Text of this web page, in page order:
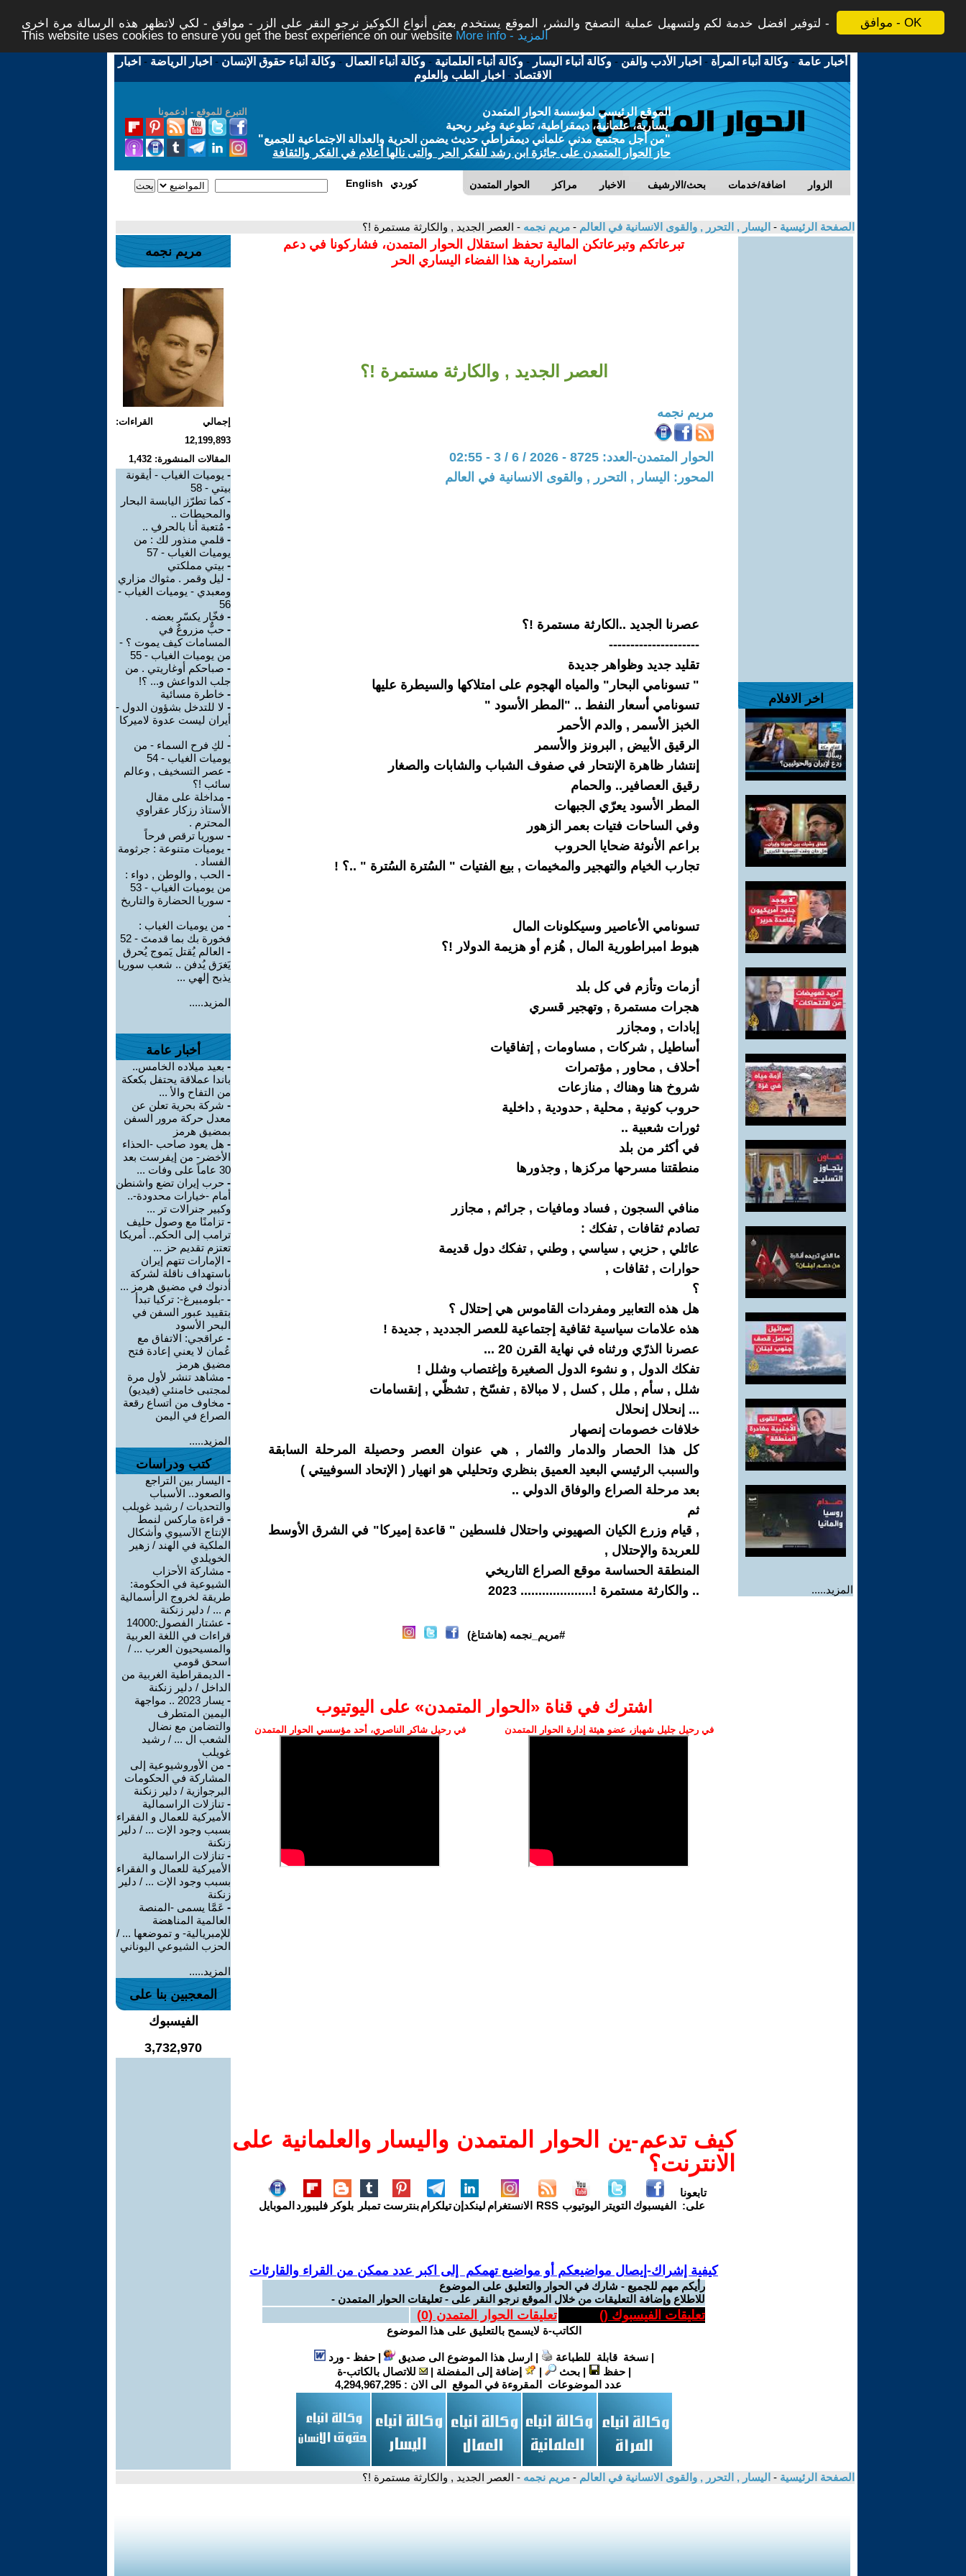
موافق - OK
لتوفير افضل خدمة لكم ولتسهيل عملية التصفح والنشر، الموقع يستخدم بعض أنواع الكوكيز نرجو النقر على الزر - موافق - لكي لاتظهر هذه الرسالة مرة اخرى -
This website uses cookies to ensure you get the best experience on our website
More info - المزيد
أخبار عامة -وكالة أنباء المرأة - اخبار الأدب والفن -وكالة أنباء اليسار -وكالة أنباء العلمانية -وكالة أنباء العمال -وكالة أنباء حقوق الإنسان - اخبار الرياضة - اخبار
الاقتصاد - اخبار الطب والعلوم
التبرع للموقع - ادعمونا
الموقع الرئيسي لمؤسسة الحوار المتمدن
يسارية، علمانية، ديمقراطية، تطوعية وغير ربحية
"من أجل مجتمع مدني علماني ديمقراطي حديث يضمن الحرية والعدالة الاجتماعية للجميع"
حاز الحوار المتمدن على جائزة ابن رشد للفكر الحر والتى نالها أعلام في الفكر والثقافة
الحوار المتمدن مراكز الاخبار بحث/الارشيف اضافة/خدمات الزوار English كوردي
الصفحة الرئيسية - اليسار , التحرر , والقوى الانسانية في العالم - مريم نجمه - العصر الجديد , والكارثة مستمرة !؟
اخر الافلام
المزيد.....
تبرعاتكم وتبرعاتكن المالية تحفظ استقلال الحوار المتمدن، فشاركونا في دعم
استمرارية هذا الفضاء اليساري الحر
العصر الجديد , والكارثة مستمرة !؟
مريم نجمه
الحوار المتمدن-العدد: 8725 - 2026 / 6 / 3 - 02:55
المحور: اليسار , التحرر , والقوى الانسانية في العالم
عصرنا الجديد ..الكارثة مستمرة !؟
---------------------
تقليد جديد وظواهر جديدة
" تسونامي البحار" والمياه الهجوم على امتلاكها والسيطرة عليها
تسونامي أسعار النفط .. "المطر الأسود "
الخبز الأسمر , والدم الأحمر
الرقيق الأبيض , البرونز والأسمر
إنتشار ظاهرة الإنتحار في صفوف الشباب والشابات والصغار
رقيق العصافير.. والحمام
المطر الأسود يعرّي الجبهات
وفي الساحات فتيات بعمر الزهور
براعم الأنوثة ضحايا الحروب
تجارب الخيام والتهجير والمخيمات , بيع الفتيات " السُترة السُترة " ..؟ !
تسونامي الأعاصير وسيكلونات المال
هبوط امبراطورية المال , هُزم أو هزيمة الدولار !؟
أزمات وتأزم في كل بلد
هجرات مستمرة , وتهجير قسري
إبادات , ومجازر
أساطيل , شركات , مساومات , إتفاقيات
أحلاف , محاور , مؤتمرات
شروخ هنا وهناك , منازعات
حروب كونية , محلية , حدودية , داخلية
ثورات شعبية ..
في أكثر من بلد
منطقتنا مسرحها مركزها , وجذورها
منافي السجون , فساد ومافيات , جرائم , مجازر
تصادم ثقافات , تفكك :
عائلي , حزبي , سياسي , وطني , تفكك دول قديمة
حوارات , ثقافات ,
؟
هل هذه التعابير ومفردات القاموس هي إحتلال ؟
هذه علامات سياسية ثقافية إجتماعية للعصر الجدديد , جديدة !
عصرنا الذرّي ورثناه في نهاية القرن 20 ...
تفكك الدول , و نشوء الدول الصغيرة وإغتصاب وشلل !
شلل , سأم , ملل , كسل , لا مبالاة , تفسّخ , تشظّي , إنقسامات
... إنحلال إنحلال
خلافات خصومات إنصهار
كل هذا الحصار والدمار والثمار , هي عنوان العصر وحصيلة المرحلة السابقة
والسبب الرئيسي البعيد العميق بنظري وتحليلي هو انهيار ( الإتحاد السوفييتي )
بعد مرحلة الصراع والوفاق الدولي ..
ثم
, قيام وزرع الكيان الصهيوني واحتلال فلسطين " قاعدة إميركا" في الشرق الأوسط
للعربدة والإحتلال ,
المنطقة الحساسة موقع الصراع التاريخي
.. والكارثة مستمرة !.................... 2023
#مريم_نجمه (هاشتاغ)
اشترك في قناة ‫«الحوار المتمدن» على اليوتيوب
في رحيل جليل شهباز، عضو هيئة إدارة الحوار المتمدن في رحيل شاكر الناصري، أحد مؤسسي الحوار المتمدن
كيف تدعم-ين الحوار المتمدن واليسار والعلمانية على
الانترنت؟
تابعونا
على:
الفيسبوك التويتر اليوتيوب RSS الانستغرام لينكدإنتيلكرامبنترست تمبلر بلوكر فليبورد الموبايل
كيفية إشراك-إيصال مواضيعكم أو مواضيع تهمكم إلى اكبر عدد ممكن من القراء والقارئات
رأيكم مهم للجميع - شارك في الحوار والتعليق على الموضوع
للاطلاع وإضافة التعليقات من خلال الموقع نرجو النقر على - تعليقات الحوار المتمدن -
تعليقات الفيسبوك () تعليقات الحوار المتمدن (0
)
الكاتب-ة لايسمح بالتعليق على هذا الموضوع
|نسخة قابلة للطباعة | ارسل هذا الموضوع الى صديق |حفظ - ورد
|حفظ |بحث | إضافة إلى المفضلة |
للاتصال بالكاتب-ة
عدد الموضوعات المقروءة في الموقع الى الان :4,294,967,295
مريم نجمه
إجمالي القراءات:
12,199,893
المقالات المنشورة: 1,432
- يوميات الغياب - أيقونة
بيتي - 58
-كما تطرّز اليابسة البحار
والمحيطات ..
- مُتعبة أنا بالحرفِ ..
- قلمي منذور لك : من
يوميات الغياب - 57
- بيتي مملكتي
- ليل وقمر . مثواك مزاري
ومعبدي - يوميات الغياب -
56
- فخّار يكسّر بعضه .
- حبٌّ مزروعٌ في
المسامات كيف يموت ؟ -
من يوميات الغياب - 55
- صباحكم أوغاريتي . من
جلب الدواعش و... ؟!
- خاطرة مسائية
- لا للتدخل بشؤون الدول -
أيران ليست عدوة لاميركا
.
- لكِ فرح السماء - من
يوميات الغياب - 54
- عصر التسخيف , وعالم
سائب !؟
- مداخلة على مقال
الأستاذ رزكار عقراوي
المحترم .
- سوريا ترقص فرحاً
- يوميات متنوعة : جرثومة
الفساد .
- الحب , والوطن , دواء :
من يوميات الغياب - 53
- سوريا الحضارة والتاريخ
.
- من يوميات الغياب :
فخورة بك بما قدمتَ - 52
- العالم يُقتل يَموج يُحرق
يَغرَق يُدفن .. شعب سوريا
يذبح إلهي ...
المزيد.....
أخبار عامة
- بعيد ميلاده الخامس..
باندا عملاقة يحتفل بكعكة
من التفاح والأ ...
- شركة بحرية تعلن عن
معدل حركة مرور السفن
بمضيق هرمز
- هل يعود صاحب -الحذاء
الأخضر- من إيفرست بعد
30 عاماً على وفات ...
- حرب إيران تضع واشنطن
أمام -خيارات محدودة-..
وكبير جنرالات تر ...
- تزامنًا مع وصول حليف
ترامب إلى الحكم.. أمريكا
تعتزم تقديم حز ...
- الإمارات تتهم إيران
باستهداف ناقلة لشركة
أدنوك في مضيق هرمز ...
- -بلومبيرغ-: تركيا تبدأ
بتقييد عبور السفن في
البحر الأسود
- عراقجي: الاتفاق مع
عُمان لا يعني إعادة فتح
مضيق هرمز
- مشاهد تنشر لأول مرة
لمجتبى خامنئي (فيديو)
- مخاوف من اتساع رقعة
الصراع في اليمن
المزيد.....
كتب ودراسات
- اليسار بين التراجع
والصعود.. الأسباب
والتحديات / رشيد غويلب
- قراءة ماركس لنمط
الإنتاج الآسيوي وأشكال
الملكية في الهند / زهير
الخويلدي
- مشاركة الأحزاب
الشيوعية في الحكومة:
طريقة لخروج الرأسمالية
م ... / دلير زنكنة
-
عشتار الفصول:14000
قراءات في اللغة العربية
والمسيحيون العرب ... /
اسحق قومي
- الديمقراطية الغربية من
الداخل / دلير زنكنة
-
يسار 2023 .. مواجهة
اليمين المتطرف
والتضامن مع نضال
الشعب ال ... / رشيد
غويلب
- من الأوروشيوعية إلى
المشاركة في الحكومات
البرجوازية / دلير زنكنة
- تنازلات الراسمالية
الأميركية للعمال و الفقراء
بسبب وجود الإت ... / دلير
زنكنة
- تنازلات الراسمالية
الأميركية للعمال و الفقراء
بسبب وجود الإت ... / دلير
زنكنة
- عَمَّا يسمى -المنصة
العالمية المناهضة
للإمبريالية- و تموضعها ... /
الحزب الشيوعي اليوناني
المزيد.....
المعجبين بنا على
الفيسبوك
3,732,970
الصفحة الرئيسية - اليسار , التحرر , والقوى الانسانية في العالم - مريم نجمه - العصر الجديد , والكارثة مستمرة !؟